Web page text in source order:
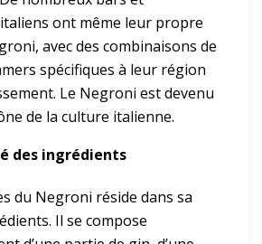
ont même leur propre
avec des combinaisons de
spécifiques à leur région
Le Negroni est devenu
de la culture italienne.
des ingrédients
du Negroni réside dans sa
Il se compose